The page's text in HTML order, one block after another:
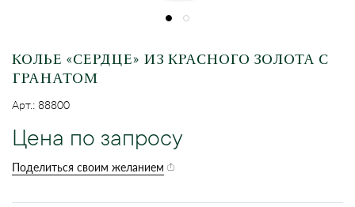
КОЛЬЕ «СЕРДЦЕ» ИЗ КРАСНОГО ЗОЛОТА С
ГРАНАТОМ
Арт.: 88800
Цена по запросу
Поделиться своим желанием